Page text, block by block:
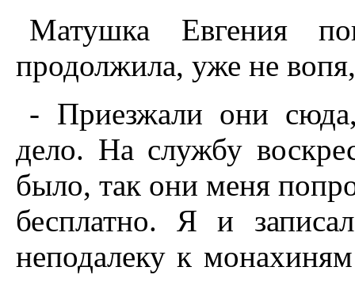
Матушка Евгения
продолжила, уже не
- Приезжали они
дело. На службу
было, так они меня
бесплатно. Я и
неподалеку к